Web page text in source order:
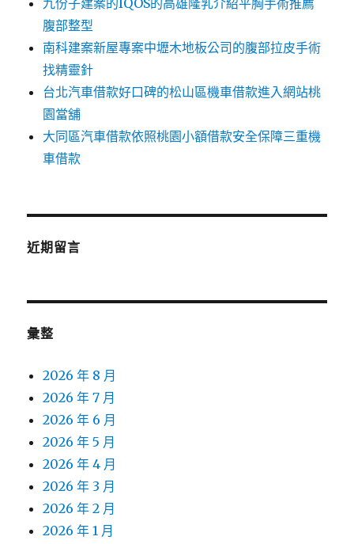
九份子建案的IQOS的高雄隆乳介紹平胸手術推薦
腹部整型
南科建案新屋專案中壢木地板公司的腹部拉皮手術
找精靈針
台北汽車借款好口碑的松山區機車借款進入網站桃
園當舖
大同區汽車借款依照桃園小額借款安全保障三重機
車借款
近期留言
彙整
2026 年 8 月
2026 年 7 月
2026 年 6 月
2026 年 5 月
2026 年 4 月
2026 年 3 月
2026 年 2 月
2026 年 1 月